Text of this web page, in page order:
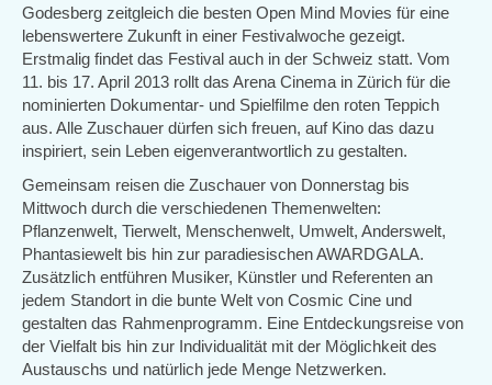
Godesberg zeitgleich die besten Open Mind Movies für eine
lebenswertere Zukunft in einer Festivalwoche gezeigt.
Erstmalig findet das Festival auch in der Schweiz statt. Vom
11. bis 17. April 2013 rollt das Arena Cinema in Zürich für die
nominierten Dokumentar- und Spielfilme den roten Teppich
aus. Alle Zuschauer dürfen sich freuen, auf Kino das dazu
inspiriert, sein Leben eigenverantwortlich zu gestalten.
Gemeinsam reisen die Zuschauer von Donnerstag bis
Mittwoch durch die verschiedenen Themenwelten:
Pflanzenwelt, Tierwelt, Menschenwelt, Umwelt, Anderswelt,
Phantasiewelt bis hin zur paradiesischen AWARDGALA.
Zusätzlich entführen Musiker, Künstler und Referenten an
jedem Standort in die bunte Welt von Cosmic Cine und
gestalten das Rahmenprogramm. Eine Entdeckungsreise von
der Vielfalt bis hin zur Individualität mit der Möglichkeit des
Austauschs und natürlich jede Menge Netzwerken.